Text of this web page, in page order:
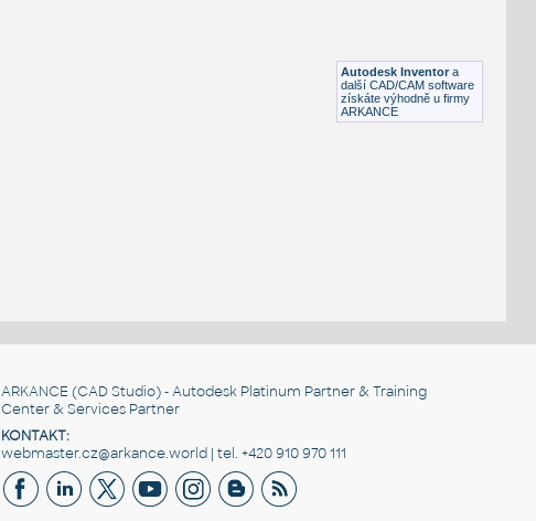
Autodesk Inventor a
další CAD/CAM software
získáte výhodně u firmy
ARKANCE
ARKANCE (CAD Studio) - Autodesk Platinum Partner & Training
Center & Services Partner
KONTAKT:
webmaster.cz@arkance.world | tel. +420 910 970 111